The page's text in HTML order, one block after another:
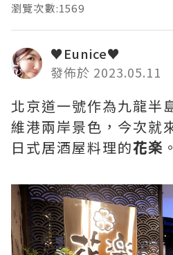
瀏覽次數:1569
♥Eunice♥
發佈於 2023.05.11
北京道一號作為九龍半
維港兩岸景色，今次就
日式居酒屋料理的花楽 。